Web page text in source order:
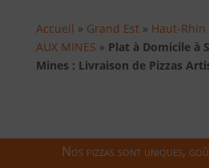
Accueil » Grand Est» Haut-Rhin
AUX MINES » Plat à Domicile à
Mines : Livraison de Pizzas
Nos pizzas sont uniques,